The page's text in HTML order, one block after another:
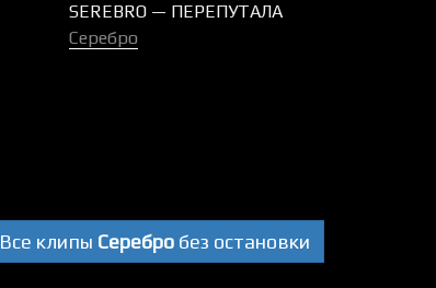
SEREBRO — ПЕРЕПУТАЛА
Серебро
Все клипы Серебро без остановки